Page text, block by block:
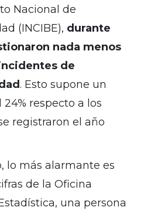
Nacional de
(INCIBE), durante
nada menos
incidentes de
. Esto supone un
respecto a los
registraron el año
lo más alarmante es
de la Oficina
una persona